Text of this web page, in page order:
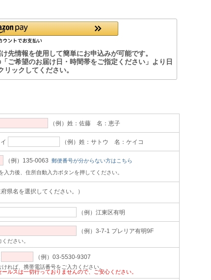
先情報を使用して簡単にお申込みが可能です。
ご希望のお届け日・時間帯をご指定ください」より日
リックしてください。
（例）姓：佐藤 名：恵子
（例）姓：サトウ 名：ケイコ
（例）135-0063 郵便番号が分からない方はこちら
入力後、住所自動入力ボタンを押してください。
府県名を選択してください。）
（例）江東区有明
（例）3-7-1 プレリア有明9F
ださい。
（例）03-5530-9307
れば、携帯電話番号をご入力ください。
ルスは一切行っておりませんので、ご安心ください。